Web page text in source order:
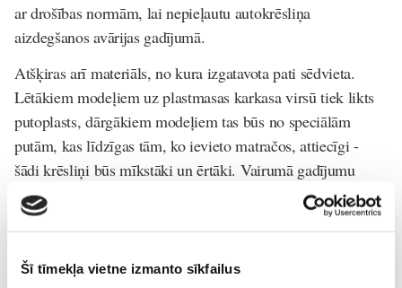
Šī tīmekļa vietne izmanto sīkfailus
ar drošības normām, lai nepieļautu autokrēsliņa
aizdegšanos avārijas gadījumā.
Atšķiras arī materiāls, no kura izgatavota pati sēdvieta.
Lētākiem modeļiem uz plastmasas karkasa virsū tiek likts
putoplasts, dārgākiem modeļiem tas būs no speciālām
putām, kas līdzīgas tām, ko ievieto matračos, attiecīgi -
šādi krēsliņi būs mīkstāki un ērtāki. Vairumā gadījumu
drošību tas ietekmē samērā nelielā līmenī, svarīgi ir tas, uz
kā mazulim sēdēt būs ērti. Iespējams, viņam patiks
gadījumā, pēc šāda pirkuma var doties kopā ar bērnu.